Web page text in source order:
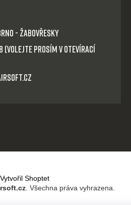
- Žabovřesky
(volejte prosím v otevírací
Vytvořil Shoptet
. Všechna práva vyhrazena.